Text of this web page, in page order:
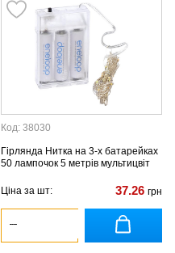
Код: 38030
Гірлянда Нитка на 3-х батарейках
50 лампочок 5 метрів мультицвіт
Ціна за шт: 37.26 грн